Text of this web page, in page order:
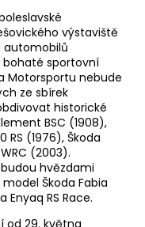
výstaviště
automobilů
bohaté sportovní
Motorsportu nebude
ze sbírek
historické
BSC (1908),
RS (1976), Škoda
(2003).
hvězdami
Škoda Fabia
Enyaq RS Race.
od 29. května